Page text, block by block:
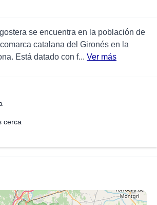
se encuentra en la población de
catalana del Gironés en la
Está datado con f... Ver más
cerca